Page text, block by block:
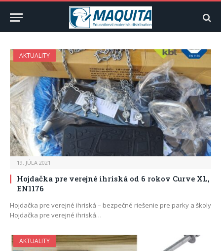
AKTUALITY
19. JÚLA 2021
Hojdačka pre verejné ihriská od 6 rokov Curve XL,
EN1176
Hojdačka pre verejné ihriská – bezpečné riešenie pre parky a školy
Hojdačka pre verejné ihriská…
AKTUALITY